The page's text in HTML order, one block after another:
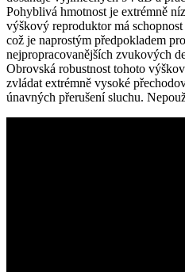
Pohyblivá hmotnost je extrémně
výškový reproduktor má
což je naprostým předpokladem
nejpropracovanějších zvukových
Obrovská robustnost tohoto
zvládat extrémně vysoké
únavných přerušení sluchu.